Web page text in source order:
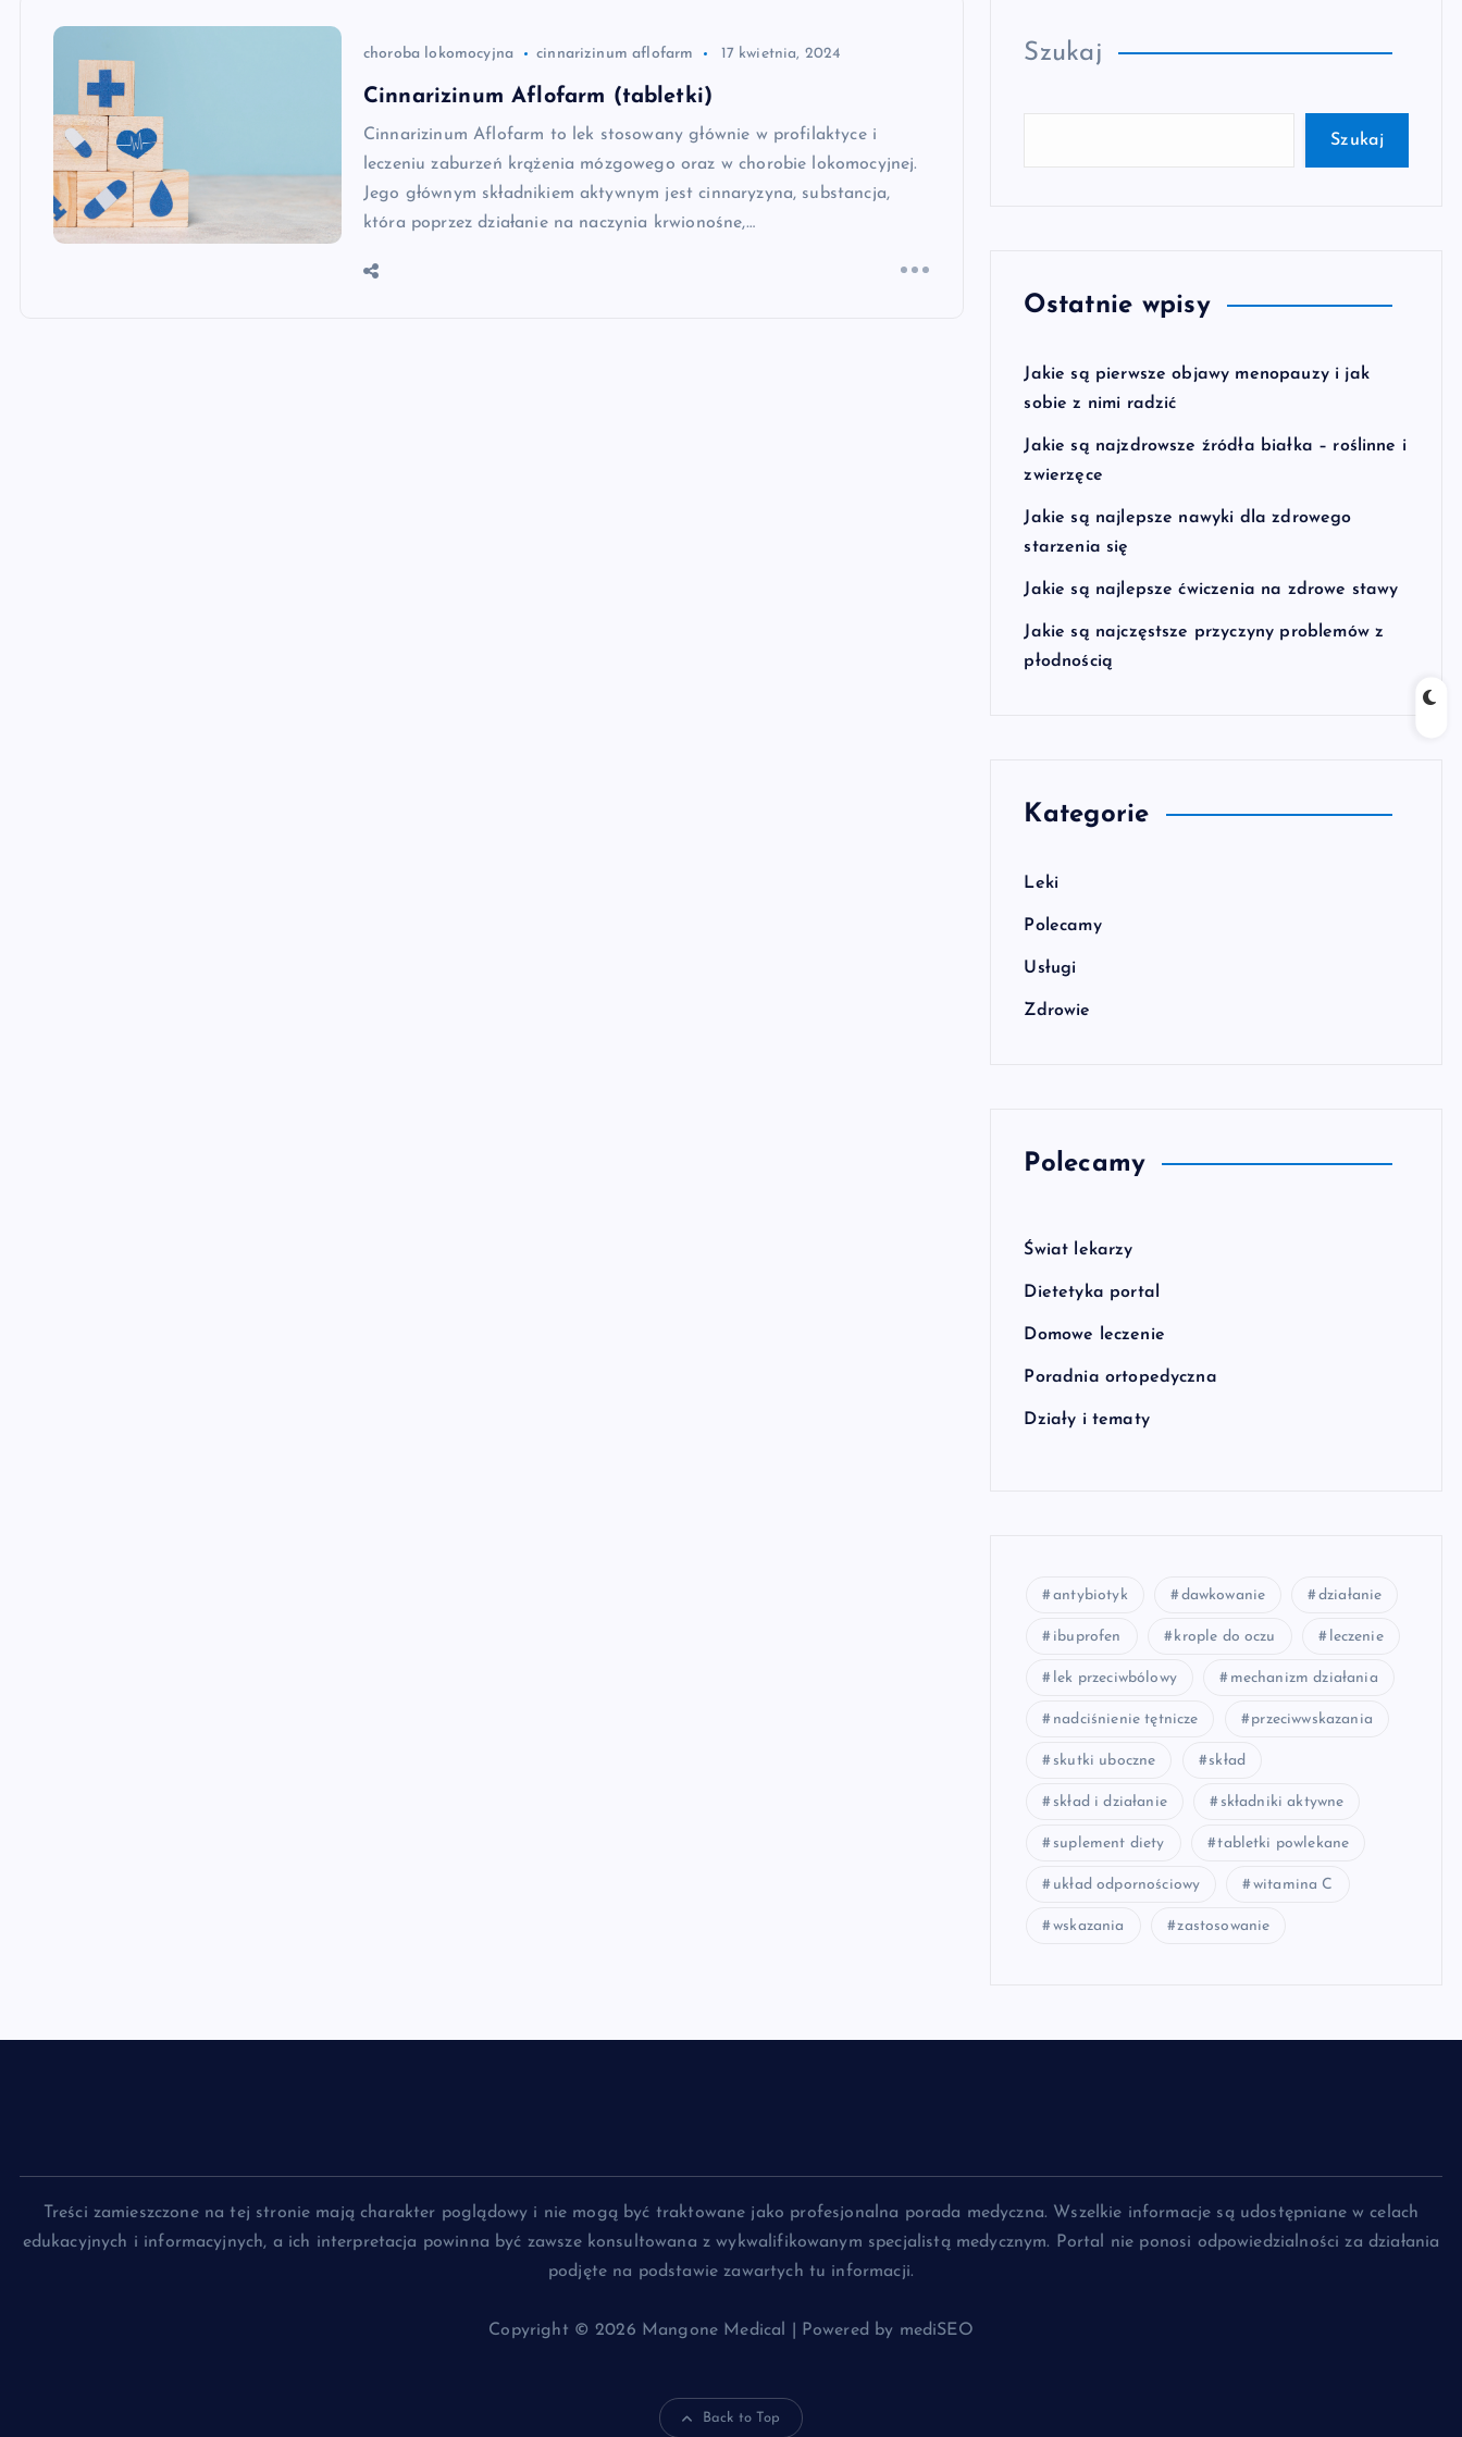
choroba lokomocyjna cinnarizinum aflofarm 17 kwietnia, 2024
Cinnarizinum Aflofarm (tabletki)
Cinnarizinum Aflofarm to lek stosowany głównie w profilaktyce i
leczeniu zaburzeń krążenia mózgowego oraz w chorobie lokomocyjnej.
Jego głównym składnikiem aktywnym jest cinnaryzyna, substancja,
która poprzez działanie na naczynia krwionośne,…
Szukaj
Szukaj
Ostatnie wpisy
Jakie są pierwsze objawy menopauzy i jak
sobie z nimi radzić
Jakie są najzdrowsze źródła białka – roślinne i
zwierzęce
Jakie są najlepsze nawyki dla zdrowego
starzenia się
Jakie są najlepsze ćwiczenia na zdrowe stawy
Jakie są najczęstsze przyczyny problemów z
płodnością
Kategorie
Leki
Polecamy
Usługi
Zdrowie
Polecamy
Świat lekarzy
Dietetyka portal
Domowe leczenie
Poradnia ortopedyczna
Działy i tematy
antybiotyk dawkowanie działanie
ibuprofen krople do oczu leczenie
lek przeciwbólowy mechanizm działania
nadciśnienie tętnicze przeciwwskazania
skutki uboczne skład
skład i działanie składniki aktywne
suplement diety tabletki powlekane
układ odpornościowy witamina C
wskazania zastosowanie
Treści zamieszczone na tej stronie mają charakter poglądowy i nie mogą być traktowane jako profesjonalna porada medyczna. Wszelkie informacje są udostępniane w celach
edukacyjnych i informacyjnych, a ich interpretacja powinna być zawsze konsultowana z wykwalifikowanym specjalistą medycznym. Portal nie ponosi odpowiedzialności za działania
podjęte na podstawie zawartych tu informacji.
Copyright © 2026 Mangone Medical | Powered by mediSEO
Back to Top